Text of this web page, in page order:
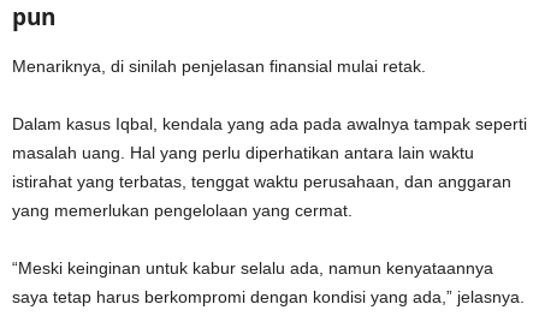
pun
Menariknya, di sinilah penjelasan finansial mulai retak.
Dalam kasus Iqbal, kendala yang ada pada awalnya tampak seperti
masalah uang. Hal yang perlu diperhatikan antara lain waktu
istirahat yang terbatas, tenggat waktu perusahaan, dan anggaran
yang memerlukan pengelolaan yang cermat.
“Meski keinginan untuk kabur selalu ada, namun kenyataannya
saya tetap harus berkompromi dengan kondisi yang ada,” jelasnya.